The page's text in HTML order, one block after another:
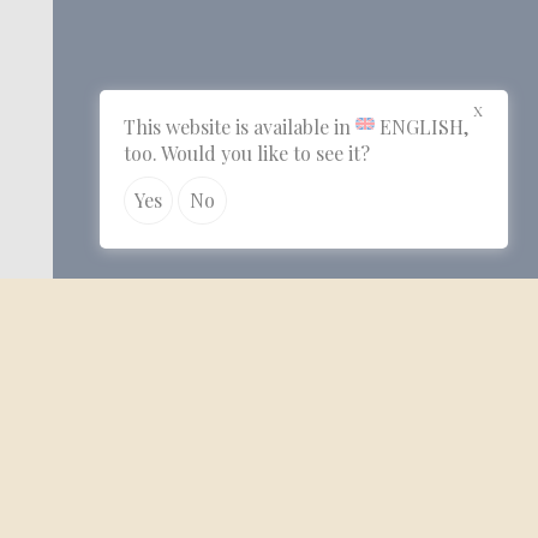
X
This website is available in ENGLISH,
too. Would you like to see it?
Yes
No